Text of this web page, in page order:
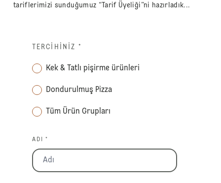
tariflerimizi sunduğumuz “Tarif Üyeliği”ni hazırladık...
TERCIHINIZ *
Kek & Tatlı pişirme ürünleri
Dondurulmuş Pizza
Tüm Ürün Grupları
ADI *